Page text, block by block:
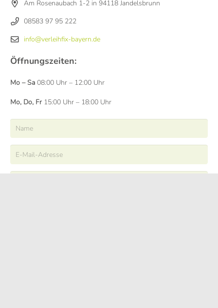
Am Rosenaubach 1-2 in 94118 Jandelsbrunn
08583 97 95 222
info@verleihfix-bayern.de
Öffnungszeiten:
Mo – Sa 08:00 Uhr – 12:00 Uhr
Mo, Do, Fr 15:00 Uhr – 18:00 Uhr